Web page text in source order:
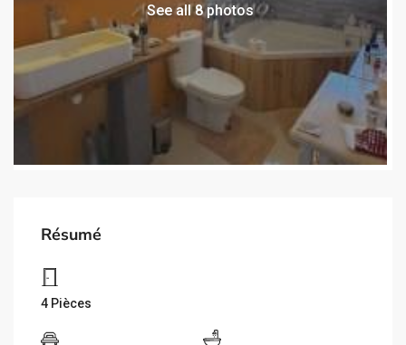
See all 8 photos
Résumé
4 Pièces